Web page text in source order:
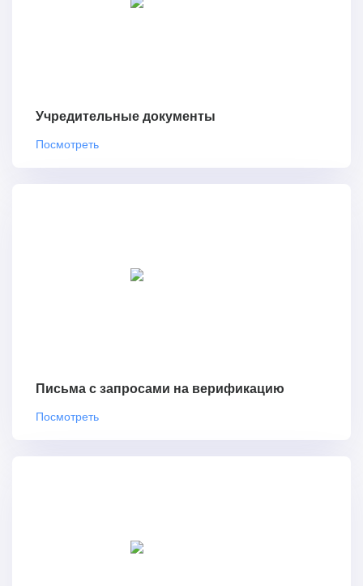
Учредительные документы
Посмотреть
Письма с запросами на верификацию
Посмотреть